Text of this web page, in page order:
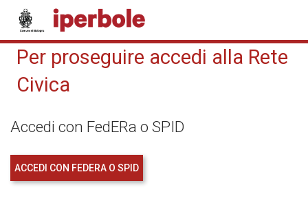
Per proseguire accedi alla Rete
Civica
Accedi con FedERa o SPID
ACCEDI CON FEDERA O SPID